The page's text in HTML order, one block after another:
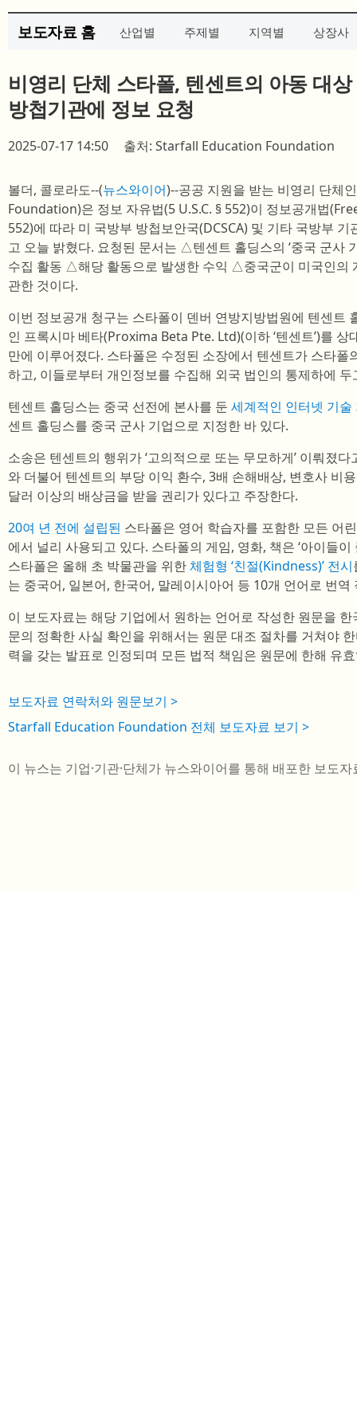
보도자료 홈 산업별 주제별 지역별 상장사
비영리 단체 스타폴, 텐센트의 아동 대
방첩기관에 정보 요청
2025-07-17 14:50 출처: Starfall Education Foundation
볼더, 콜로라도--(뉴스와이어)--공공 지원을 받는 비영리 단체
Foundation)은 정보 자유법(5 U.S.C. § 552)이 정보공개법
552)에 따라 미 국방부 방첩보안국(DCSCA) 및 기타 국방부
고 오늘 밝혔다. 요청된 문서는 △텐센트 홀딩스의 ‘중국 군사
수집 활동 △해당 활동으로 발생한 수익 △중국군이 미국인의
관한 것이다.
이번 정보공개 청구는 스타폴이 덴버 연방지방법원에 텐센트
인 프록시마 베타(Proxima Beta Pte. Ltd)(이하 ‘텐센트’)를 상
만에 이루어졌다. 스타폴은 수정된 소장에서 텐센트가 스타
하고, 이들로부터 개인정보를 수집해 외국 법인의 통제하에
텐센트 홀딩스는 중국 선전에 본사를 둔 세계적인 인터넷 기술
센트 홀딩스를 중국 군사 기업으로 지정한 바 있다.
소송은 텐센트의 행위가 ‘고의적으로 또는 무모하게’ 이뤄졌
와 더불어 텐센트의 부당 이익 환수, 3배 손해배상, 변호사 비
달러 이상의 배상금을 받을 권리가 있다고 주장한다.
20여 년 전에 설립된 스타폴은 영어 학습자를 포함한 모든 어
에서 널리 사용되고 있다. 스타폴의 게임, 영화, 책은 ‘아이들
스타폴은 올해 초 박물관을 위한체험형 ‘친절(Kindness)’ 전시
는 중국어, 일본어, 한국어, 말레이시아어 등 10개 언어로 번역
이 보도자료는 해당 기업에서 원하는 언어로 작성한 원문을
문의 정확한 사실 확인을 위해서는 원문 대조 절차를 거쳐야
력을 갖는 발표로 인정되며 모든 법적 책임은 원문에 한해 유
보도자료 연락처와 원문보기 >
Starfall Education Foundation 전체 보도자료 보기 >
이 뉴스는 기업·기관·단체가 뉴스와이어를 통해 배포한 보도